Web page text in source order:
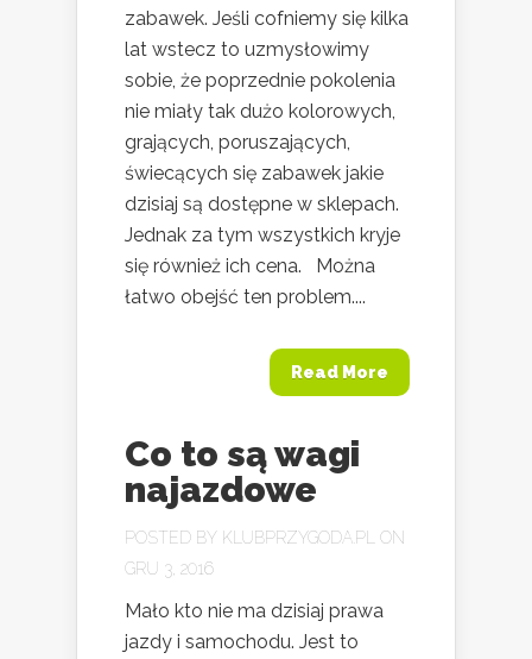
zabawek. Jeśli cofniemy się kilka
lat wstecz to uzmysłowimy
sobie, że poprzednie pokolenia
nie miały tak dużo kolorowych,
grających, poruszających,
świecących się zabawek jakie
dzisiaj są dostępne w sklepach.
Jednak za tym wszystkich kryje
się również ich cena. Można
łatwo obejść ten problem....
Read More
Co to są wagi
najazdowe
POSTED BY KLUBPRZYGODA.PL
ON
GRU 3, 2016
Mało kto nie ma dzisiaj prawa
jazdy i samochodu. Jest to